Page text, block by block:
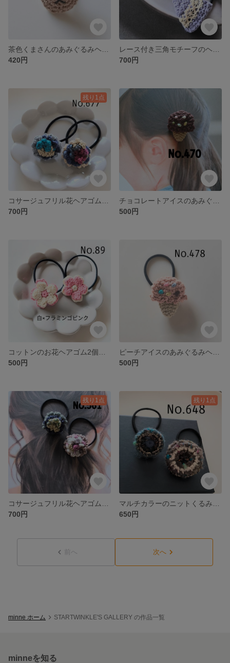
420円
700円
残り1点
700円
500円
500円
500円
残り1点
700円
残り1点
650円
前へ 次へ
minne ホーム STARTWINKLE'S GALLERY の作品一覧
minneを知る